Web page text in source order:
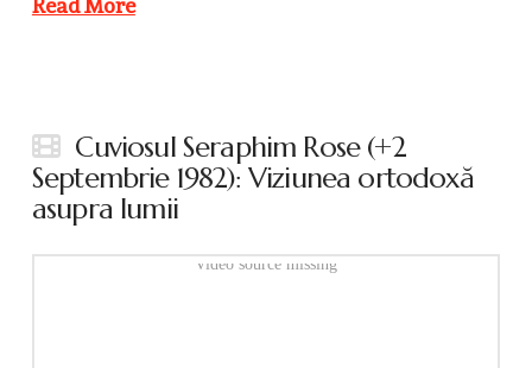
Read More
Cuviosul Seraphim Rose (+2
Septembrie 1982): Viziunea ortodoxă
asupra lumii
Video source missing